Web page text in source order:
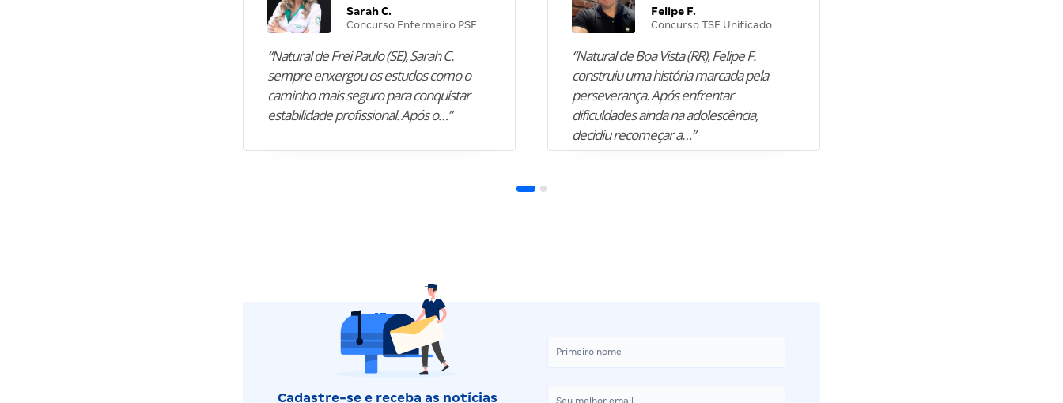
Sarah C.
Concurso Enfermeiro PSF
“Natural de Frei Paulo (SE), Sarah C.
sempre enxergou os estudos como o
caminho mais seguro para conquistar
estabilidade profissional. Após o…”
Felipe F.
Concurso TSE Unificado
“Natural de Boa Vista (RR), Felipe F.
construiu uma história marcada pela
perseverança. Após enfrentar
dificuldades ainda na adolescência,
decidiu recomeçar a…”
Cadastre-se e receba as notícias